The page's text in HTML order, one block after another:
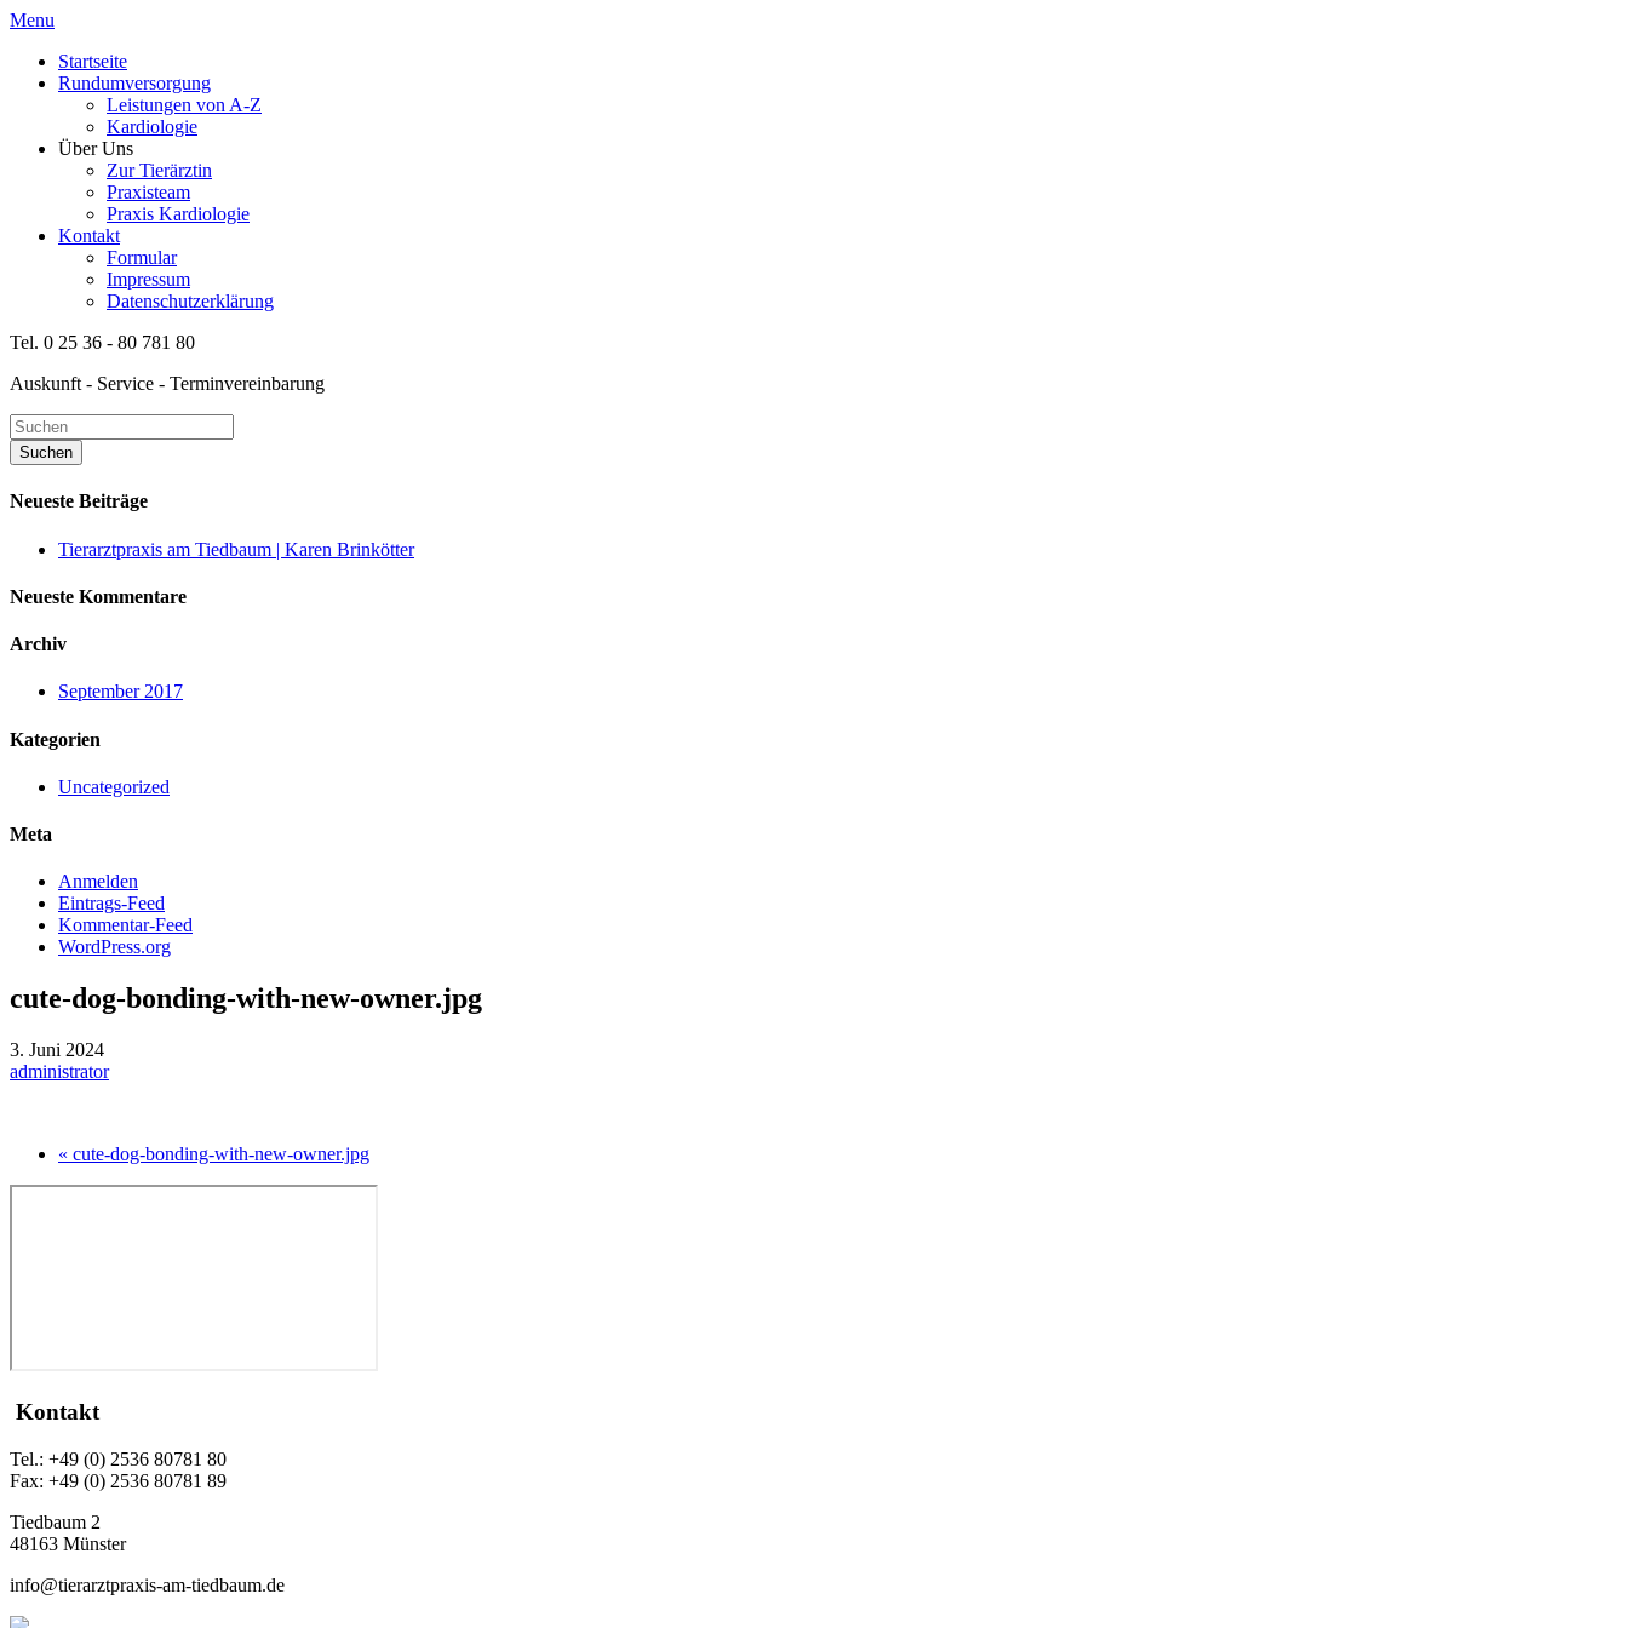
Menu
Startseite
Rundumversorgung
Leistungen von A-Z
Kardiologie
Über Uns
Zur Tierärztin
Praxisteam
Praxis Kardiologie
Kontakt
Formular
Impressum
Datenschutzerklärung
Tel. 0 25 36 - 80 781 80
Auskunft - Service - Terminvereinbarung
Neueste Beiträge
Tierarztpraxis am Tiedbaum | Karen Brinkötter
Neueste Kommentare
Archiv
September 2017
Kategorien
Uncategorized
Meta
Anmelden
Eintrags-Feed
Kommentar-Feed
WordPress.org
cute-dog-bonding-with-new-owner.jpg
3. Juni 2024
administrator
« cute-dog-bonding-with-new-owner.jpg
Kontakt
Tel.: +49 (0) 2536 80781 80
Fax: +49 (0) 2536 80781 89
Tiedbaum 2
48163 Münster
info@tierarztpraxis-am-tiedbaum.de